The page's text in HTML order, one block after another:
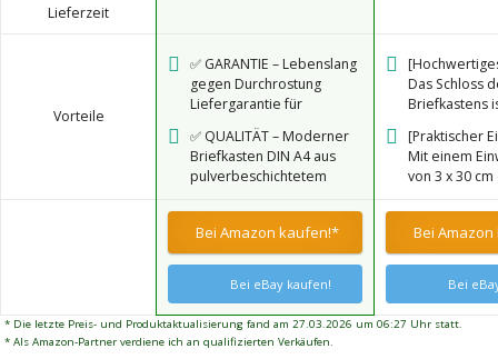
Lieferzeit
Vorteile
✅ GARANTIE – Lebenslang
gegen Durchrostung
Liefergarantie für
Ersatzteile und Zubehör +
entspricht Europäischer
Postnorm DIN 13724
✅ QUALITÄT – Moderner
Briefkasten DIN A4 aus
pulverbeschichtetem
Namensschildern (1x
Namesschild + 1x Schild
Werbung ja/nein) +
Posthaltebügel, geeignet
zur Aufputzmontage
Das Schloss
Briefkastens
langlebigen
ausgestattet.
drehbare
Regen,
sicher darin
[Praktischer
Mit einem
von 3 x 30 cm
A4-Format
Bei Amazon kaufen!*
Bei eBay kaufen!
Bei
Bei
* Die letzte Preis- und Produktaktualisierung fand am 27.03.2026 um 06:27 Uhr statt.
* Als Amazon-Partner verdiene ich an qualifizierten Verkäufen.